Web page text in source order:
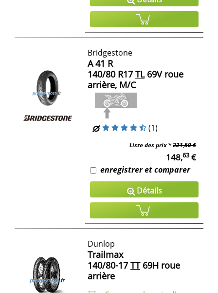
Bridgestone
A 41 R
140/80 R17 TL69V roue
arrière, M/C
(1)
Liste des prix *221,50 €
148,63€
enregistrer et comparer
Détails
Dunlop
Trailmax
140/80-17 TT69H roue
arrière